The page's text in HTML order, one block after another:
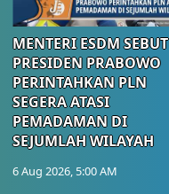
MENTERI ESDM SEBUT
PRESIDEN PRABOWO
PERINTAHKAN PLN
SEGERA ATASI
PEMADAMAN DI
SEJUMLAH WILAYAH
6 Aug 2026, 5:00 AM